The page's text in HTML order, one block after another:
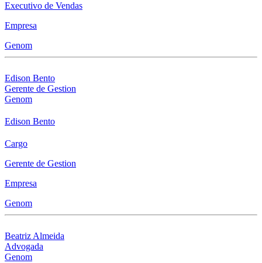
Executivo de Vendas
Empresa
Genom
Edison Bento
Gerente de Gestion
Genom
Edison Bento
Cargo
Gerente de Gestion
Empresa
Genom
Beatriz Almeida
Advogada
Genom